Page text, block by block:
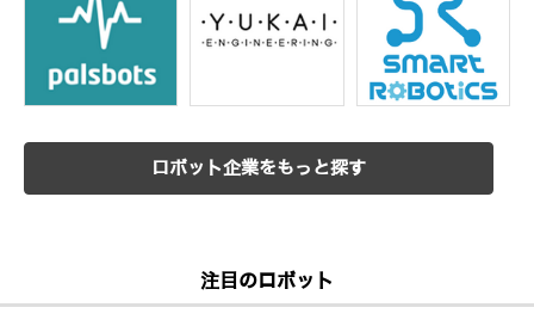
ロボット企業をもっと探す
注目のロボット